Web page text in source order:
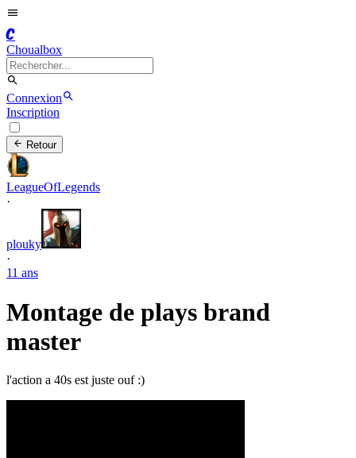
C
Choualbox
Connexion
Inscription
Retour
LeagueOfLegends
·
plouky
·
11 ans
Montage de plays brand
master
l'action a 40s est juste ouf :)